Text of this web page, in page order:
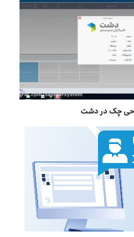
چک در دشت